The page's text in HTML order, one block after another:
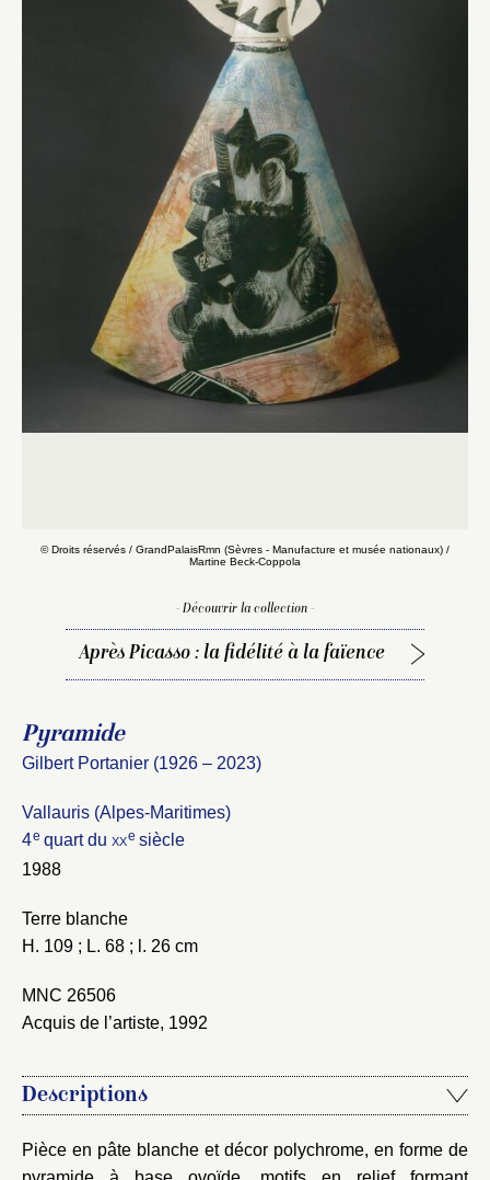
© Droits réservés / GrandPalaisRmn (Sèvres - Manufacture et musée nationaux) /
Martine Beck-Coppola
- Découvrir la collection -
Après Picasso : la fidélité à la faïence
Pyramide
Gilbert Portanier (1926 – 2023)
Vallauris (Alpes-Maritimes)
4e quart du xxe siècle
1988
Terre blanche
H. 109 ; L. 68 ; l. 26 cm
MNC 26506
Acquis de l’artiste, 1992
Descriptions
Pièce en pâte blanche et décor polychrome, en forme de
Choix du dossier où ajouter la
Nom du dossier
Courriel